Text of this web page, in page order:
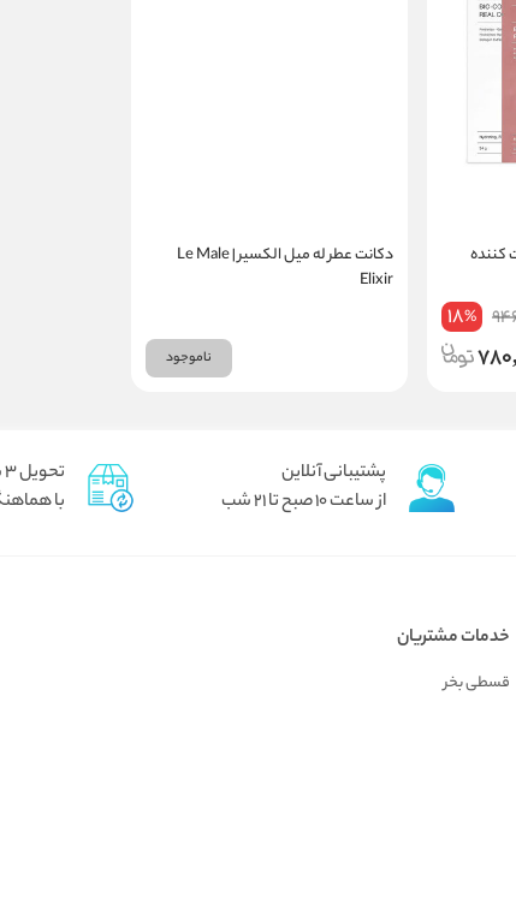
کننده
18%
دکانت عطر له میل الکسیر | Le Male
Elixir
ناموجود
پشتیبانی آنلاین
از ساعت 10 صبح تا 21 شب
تحویل 3 ساعته برای تهران پیک
با
خدمات مشتریان
قسطی بخر